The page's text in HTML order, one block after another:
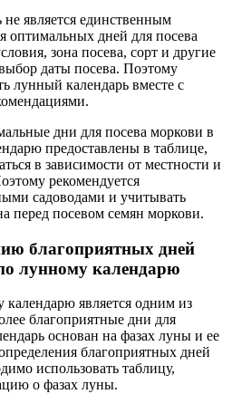
является единственным
оптимальных дней для посева
зона посева, сорт и другие
даты посева. Поэтому
лунный календарь вместе с
дни для посева моркови в
предоставлены в таблице,
в зависимости от местности и
рекомендуется
садоводами и учитывать
перед посевом семян моркови.
благоприятных дней
лунному календарю
является одним из
благоприятные дни для
основан на фазах луны и ее
благоприятных дней
использовать таблицу,
о фазах луны.